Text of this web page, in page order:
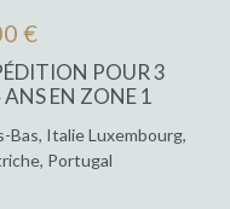
€
POUR 3
EN ZONE 1
Bas, Italie Luxembourg,
Portugal